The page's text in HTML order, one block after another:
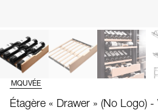
MQUVÉE
Étagère « Drawer » (no Logo) -